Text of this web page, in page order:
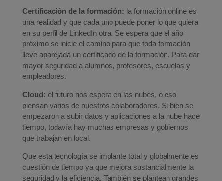
Certificación de la formación: la formación online es
una realidad y que cada uno puede poner lo que quiera
en su perfil de LinkedIn otra. Se espera que el año
próximo se inicie el camino para que toda formación
lleve aparejada un certificado de la formación. Para dar
mayor seguridad a alumnos, profesores, escuelas y
empleadores.
Cloud: el futuro nos espera en las nubes, o eso
piensan varios de nuestros colaboradores. Si bien se
empezaron a subir datos y aplicaciones a la nube hace
tiempo, todavía hay muchas empresas y gobiernos
que trabajan en local.
Que esta tecnología se implante total y globalmente es
cuestión de tiempo ya que mejora sustancialmente la
seguridad y la eficiencia. También se plantean grandes